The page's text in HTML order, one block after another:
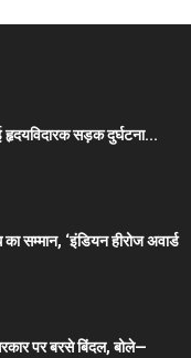
हृदयविदारक सड़क दुर्घटना...
सम्मान, ‘इंडियन हीरोज अवार्ड
पर बरसे बिंदल, बोले—